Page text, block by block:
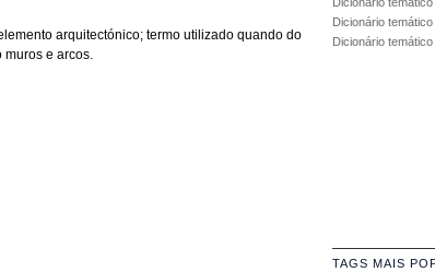
arquitectónico; termo utilizado quando do
e arcos.
Dicionário
Dicionário
TAGS MAIS